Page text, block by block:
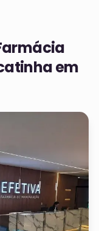
em